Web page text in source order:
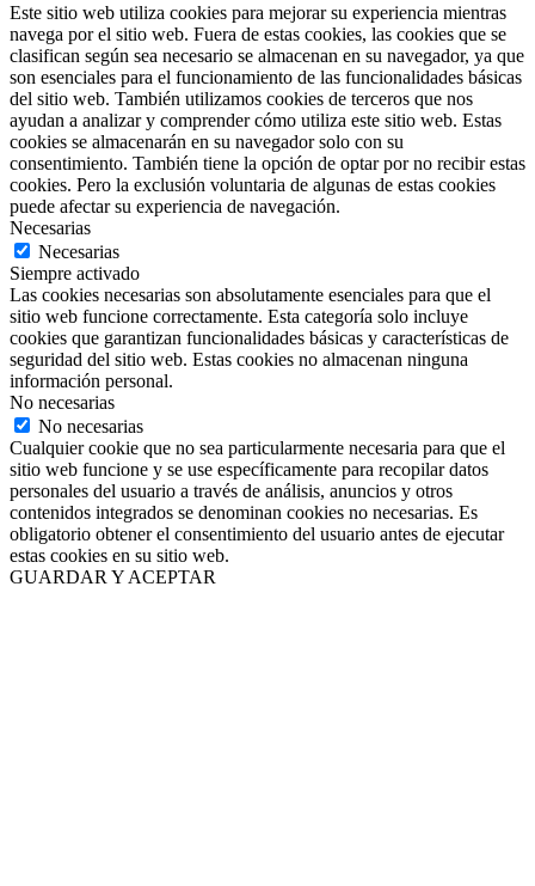
Este sitio web utiliza cookies para mejorar su experiencia mientras
navega por el sitio web. Fuera de estas cookies, las cookies que se
clasifican según sea necesario se almacenan en su navegador, ya que
son esenciales para el funcionamiento de las funcionalidades básicas
del sitio web. También utilizamos cookies de terceros que nos
ayudan a analizar y comprender cómo utiliza este sitio web. Estas
cookies se almacenarán en su navegador solo con su
consentimiento. También tiene la opción de optar por no recibir estas
cookies. Pero la exclusión voluntaria de algunas de estas cookies
puede afectar su experiencia de navegación.
Necesarias
Necesarias
Siempre activado
Las cookies necesarias son absolutamente esenciales para que el
sitio web funcione correctamente. Esta categoría solo incluye
cookies que garantizan funcionalidades básicas y características de
seguridad del sitio web. Estas cookies no almacenan ninguna
información personal.
No necesarias
No necesarias
Cualquier cookie que no sea particularmente necesaria para que el
sitio web funcione y se use específicamente para recopilar datos
personales del usuario a través de análisis, anuncios y otros
contenidos integrados se denominan cookies no necesarias. Es
obligatorio obtener el consentimiento del usuario antes de ejecutar
estas cookies en su sitio web.
GUARDAR Y ACEPTAR